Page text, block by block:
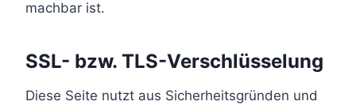
machbar ist.
SSL- bzw. TLS-Verschlüsselung
Diese Seite nutzt aus Sicherheitsgründen und